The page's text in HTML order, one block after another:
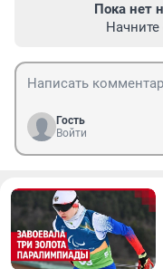
Пока нет
Гость
Войти